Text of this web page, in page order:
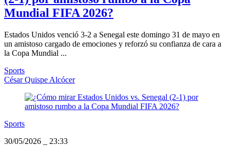
Mundial FIFA 2026?
Estados Unidos venció 3-2 a Senegal este domingo 31 de mayo en
un amistoso cargado de emociones y reforzó su confianza de cara a
la Copa Mundial ...
Sports
César Quispe Alcócer
Sports
30/05/2026
23:33